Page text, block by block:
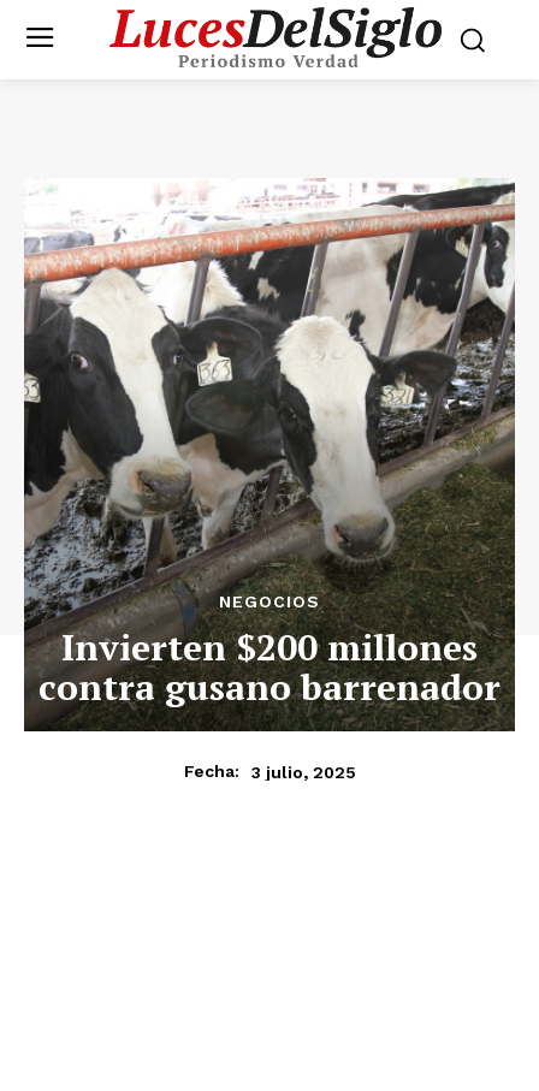
NEGOCIOS
Invierten $200 millones
contra gusano barrenador
Fecha: 3 julio, 2025